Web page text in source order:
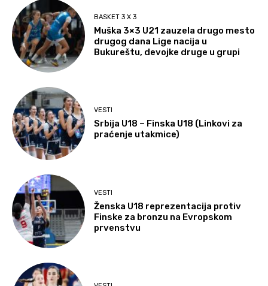
BASKET 3 X 3
Muška 3×3 U21 zauzela drugo mesto
drugog dana Lige nacija u
Bukureštu, devojke druge u grupi
VESTI
Srbija U18 – Finska U18 (Linkovi za
praćenje utakmice)
VESTI
Ženska U18 reprezentacija protiv
Finske za bronzu na Evropskom
prvenstvu